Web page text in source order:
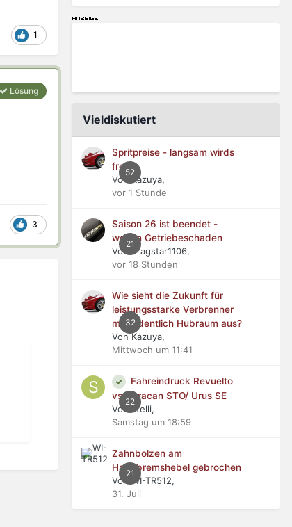
1
Lösung
3
Vieldiskutiert
52
Spritpreise - langsam wirds
frech
Von Kazuya,
vor 1 Stunde
21
Saison 26 ist beendet -
wegen Getriebeschaden
Von dragstar1106,
vor 18 Stunden
32
Wie sieht die Zukunft für
leistungsstarke Verbrenner
mit ordentlich Hubraum aus?
Von Kazuya,
Mittwoch um 11:41
22
Fahreindruck Revuelto
vs Huracan STO/ Urus SE
Von stelli,
Samstag um 18:59
21
Zahnbolzen am
Handbremshebel gebrochen
Von WI-TR512,
31. Juli